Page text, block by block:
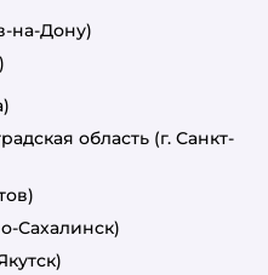
на-Дону)
область (г. Санкт-
Сахалинск)